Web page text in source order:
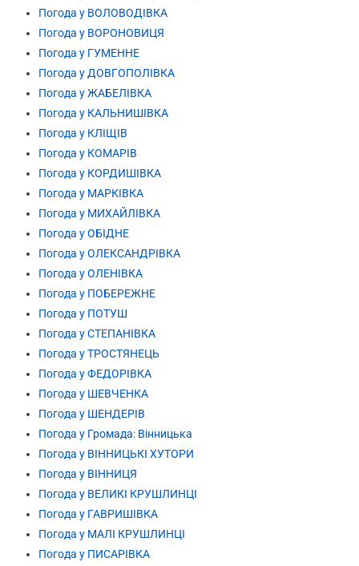
Погода у ВОЛОВОДІВКА
Погода у ВОРОНОВИЦЯ
Погода у ГУМЕННЕ
Погода у ДОВГОПОЛІВКА
Погода у ЖАБЕЛІВКА
Погода у КАЛЬНИШІВКА
Погода у КЛІЩІВ
Погода у КОМАРІВ
Погода у КОРДИШІВКА
Погода у МАРКІВКА
Погода у МИХАЙЛІВКА
Погода у ОБІДНЕ
Погода у ОЛЕКСАНДРІВКА
Погода у ОЛЕНІВКА
Погода у ПОБЕРЕЖНЕ
Погода у ПОТУШ
Погода у СТЕПАНІВКА
Погода у ТРОСТЯНЕЦЬ
Погода у ФЕДОРІВКА
Погода у ШЕВЧЕНКА
Погода у ШЕНДЕРІВ
Погода у Громада: Вінницька
Погода у ВІННИЦЬКІ ХУТОРИ
Погода у ВІННИЦЯ
Погода у ВЕЛИКІ КРУШЛИНЦІ
Погода у ГАВРИШІВКА
Погода у МАЛІ КРУШЛИНЦІ
Погода у ПИСАРІВКА